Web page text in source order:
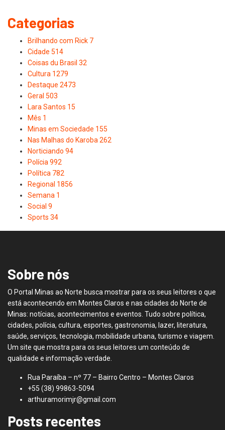
Categorias
Brilhando com Rick 7
Cidade 514
Coisas du Brasil 32
Cultura 1279
Destaque 2473
Geral 503
Lara Santos 15
Mês 1
Minas em Sociedade 155
Nas Malhas do Karoba 262
Norticiando 94
Polícia 992
Política 782
Regional 1856
Semana 1
Social 9
Sports 34
Sobre nós
O Portal Minas ao Norte busca mostrar para os seus leitores o que
está acontecendo em Montes Claros e nas cidades do Norte de
Minas: notícias, acontecimentos e eventos. Tudo sobre política,
cidades, polícia, cultura, esportes, gastronomia, lazer, literatura,
saúde, serviços, tecnologia, mobilidade urbana, turismo e viagem.
Um site que mostra para os seus leitores um conteúdo de
qualidade e informação verdade.
Rua Paraíba – nº 77 – Bairro Centro – Montes Claros
+55 (38) 99863-5094
arthuramorimjr@gmail.com
Posts recentes